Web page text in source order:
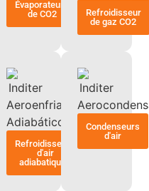
Évaporateurs
de CO2
Refroidisseur
de gaz CO2
Refroidisseurs
d'air
adiabatiques
Condenseurs
d'air